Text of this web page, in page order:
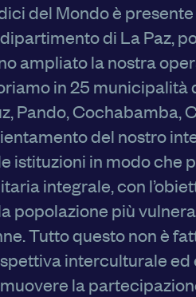
CONSENTI
del Mondo è
di La Paz,
ampliato la nostra
in 25 municipalità
Pando, Cochabamba,
del nostro
istituzioni in modo che
integrale, con
popolazione più
Tutto questo non è
interculturale ed
la